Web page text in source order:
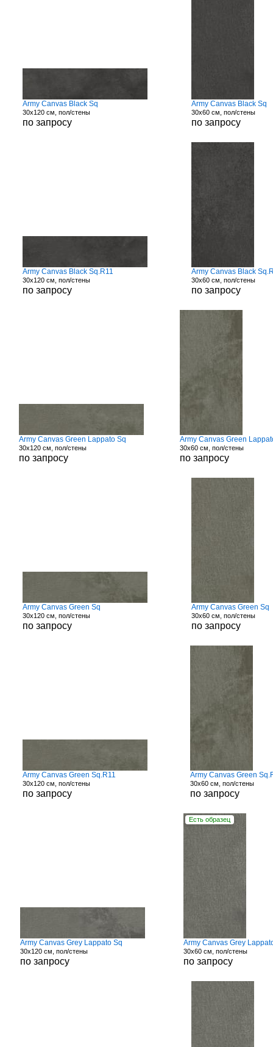
Army Canvas Black Sq
30x120 см, пол/стены
по запросу
Army Canvas Black Sq
30x60 см, пол/стены
по запросу
Army Canvas Black Sq.R11
30x120 см, пол/стены
по запросу
Army Canvas Black
30x60 см, пол/стены
по запросу
Army Canvas Green Lappato Sq
30x120 см, пол/стены
по запросу
Army Canvas Green
30x60 см, пол/стены
по запросу
Army Canvas Green Sq
30x120 см, пол/стены
по запросу
Army Canvas Green Sq
30x60 см, пол/стены
по запросу
Army Canvas Green Sq.R11
30x120 см, пол/стены
по запросу
Army Canvas Green
30x60 см, пол/стены
по запросу
Army Canvas Grey Lappato Sq
30x120 см, пол/стены
по запросу
Есть образец
Army Canvas Grey
30x60 см, пол/стены
по запросу